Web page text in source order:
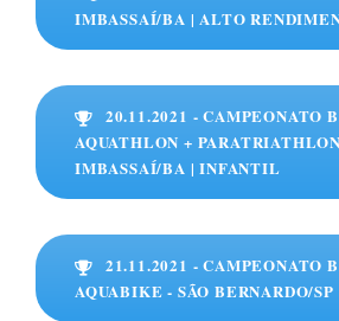
IMBASSAÍ/BA | ALTO
20.11.2021 - CAMPEONATO
AQUATHLON +
IMBASSAÍ/BA | INFANTIL
21.11.2021 - CAMPEONATO
AQUABIKE - SÃO BERNARDO/SP